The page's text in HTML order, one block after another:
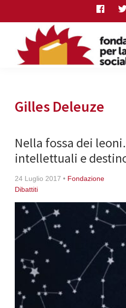
to
content
to
primary
sidebar
to
critica
sociale
Gilles Deleuze
Nella fossa dei
intellettuali e
24 Luglio 2017 • Fondazione
Dibattiti